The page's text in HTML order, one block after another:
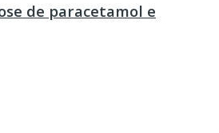
de paracetamol e